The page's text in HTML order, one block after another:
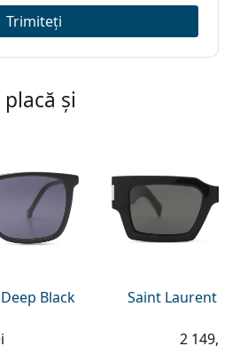
Trimiteți
și
Black Saint Laurent
2